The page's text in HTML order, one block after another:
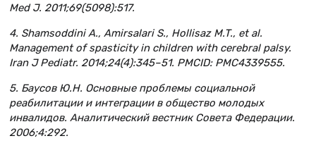
Med J. 2011;69(5098):517.
4. Shamsoddini A., Amirsalari S., Hollisaz M.T., et al.
Management of spasticity in children with cerebral palsy.
Iran J Pediatr. 2014;24(4):345–51. PMCID: PMC4339555.
5. Баусов Ю.Н. Основные проблемы социальной
реабилитации и интеграции в общество молодых
инвалидов. Аналитический вестник Совета Федерации.
2006;4:292.